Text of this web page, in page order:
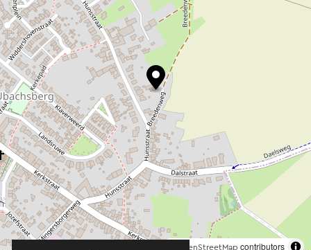
OpenStreetMap contributors